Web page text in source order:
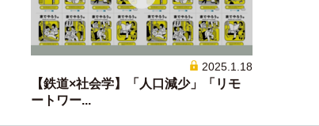
2025.1.18
【鉄道×社会学】「人口減少」「リモ
ートワー...